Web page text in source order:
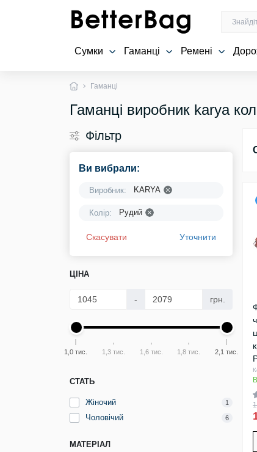
Сумки Гаманці Ремені
Гаманці
Гаманці виробник karya
Фільтр
Ви вибрали:
Виробник: KARYA
Колір: Рудий
Скасувати Уточнити
ЦІНА
- грн.
1,0 тис. 1,3 тис. 1,6 тис. 1,8 тис. 2,1 тис.
СТАТЬ
Жіночий 1
Чоловічий 6
МАТЕРІАЛ